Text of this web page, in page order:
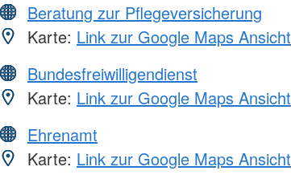
Beratung zur Pflegeversicherung
Karte: Link zur Google Maps Ansicht
Bundesfreiwilligendienst
Karte: Link zur Google Maps Ansicht
Ehrenamt
Karte: Link zur Google Maps Ansicht